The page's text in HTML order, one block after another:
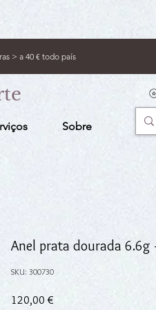
> a 40 € todo país
Sobre
Anel prata dourada 6.6g
SKU: 300730
120,00 €